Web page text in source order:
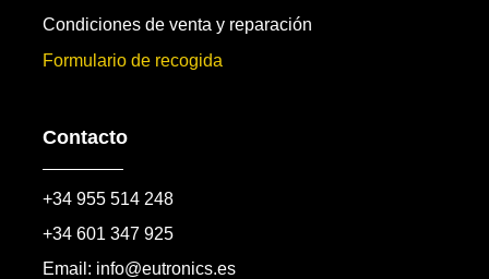
Condiciones de venta y reparación
Formulario de recogida
Contacto
+34 955 514 248
+34 601 347 925
Email: info@eutronics.es